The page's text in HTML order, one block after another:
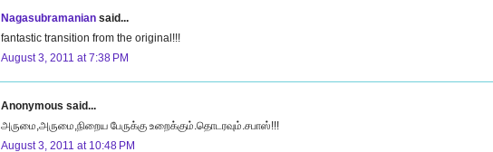
Nagasubramanian said...
fantastic transition from the original!!!
August 3, 2011 at 7:38 PM
Anonymous said...
அருமை,அருமை,நிறைய பேருக்கு உறைக்கும்.தொடரவும்.சபாஸ்!!!
August 3, 2011 at 10:48 PM